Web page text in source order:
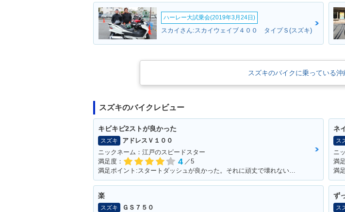
ハーレー大試乗会(2019年3月24日)
スカイさん:スカイウェイブ４００ タイプＳ(スズキ)
スズキのバイクに乗っている
スズキのバイクレビュー
キビキビ2ストが良かった
スズキ
アドレスＶ１００
ニックネーム：江戸のスピードスター
満足度：
4 ／5
満足ポイント:スタートダッシュが良かった。それに頑丈で壊れない。燃費はそこそこ。あと、足元もフラットで、リアにはボックスを付ければ、相当量を運べます。シート下は、フルフェイスがしっかりと格納できました。あとはフロントの内側収納もたっぷりサイズで、500のペットボトルも入ります。企画でやった、V100 ツーリングは今でも思い出になってます。そんな便利な一台です。
ネ
ス
ニ
満
満
楽
スズキ
ＧＳ７５０
ず
ス